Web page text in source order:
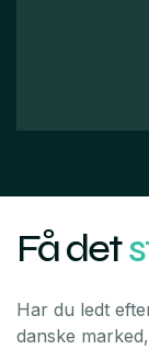
Få det
Har du ledt
danske